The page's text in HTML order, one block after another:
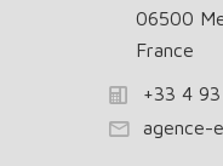
06500
France
+33 4
agence-